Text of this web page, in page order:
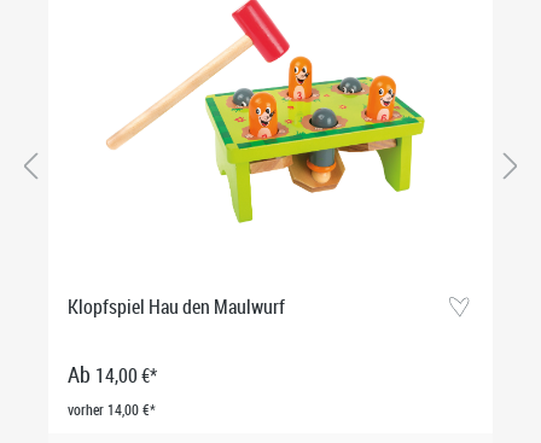
Klopfspiel Hau den Maulwurf
Ab 14,00 €*
vorher 14,00 €*